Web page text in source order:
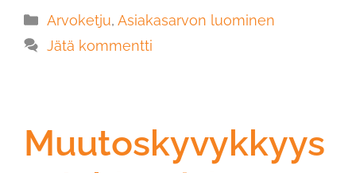
Arvoketju, Asiakasarvon luominen
Jätä kommentti
Muutoskyvykkyys